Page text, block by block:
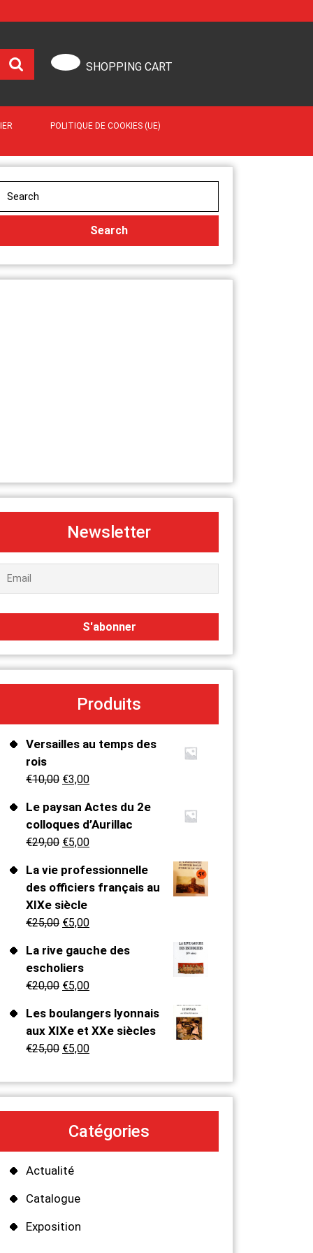
SHOPPING CART
POLITIQUE DE COOKIES (UE)
Newsletter
Produits
Versailles au temps des
rois
€10,00 €3,00
Le paysan Actes du 2e
colloques d’Aurillac
€29,00 €5,00
La vie professionnelle
des officiers français au
XIXe siècle
€25,00 €5,00
La rive gauche des
escholiers
€20,00 €5,00
Les boulangers lyonnais
aux XIXe et XXe siècles
€25,00 €5,00
Catégories
Actualité
Catalogue
Exposition